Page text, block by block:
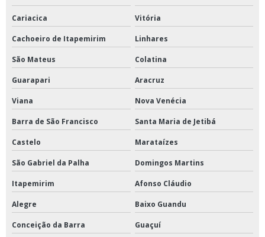
Cariacica Vitória
Cachoeiro de Itapemirim Linhares
São Mateus Colatina
Guarapari Aracruz
Viana Nova Venécia
Barra de São Francisco Santa Maria de Jetibá
Castelo Marataízes
São Gabriel da Palha Domingos Martins
Itapemirim Afonso Cláudio
Alegre Baixo Guandu
Conceição da Barra Guaçuí